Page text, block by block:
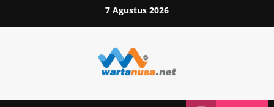
to
7 Agustus 2026